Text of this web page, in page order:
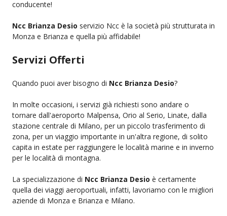
conducente!
Ncc Brianza Desio servizio Ncc è la società più strutturata in
Monza e Brianza e quella più affidabile!
Servizi Offerti
Quando puoi aver bisogno di Ncc Brianza Desio?
In molte occasioni, i servizi già richiesti sono andare o
tornare dall'aeroporto Malpensa, Orio al Serio, Linate, dalla
stazione centrale di Milano, per un piccolo trasferimento di
zona, per un viaggio importante in un'altra regione, di solito
capita in estate per raggiungere le località marine e in inverno
per le località di montagna.
La specializzazione di Ncc Brianza Desio è certamente
quella dei viaggi aeroportuali, infatti, lavoriamo con le migliori
aziende di Monza e Brianza e Milano.